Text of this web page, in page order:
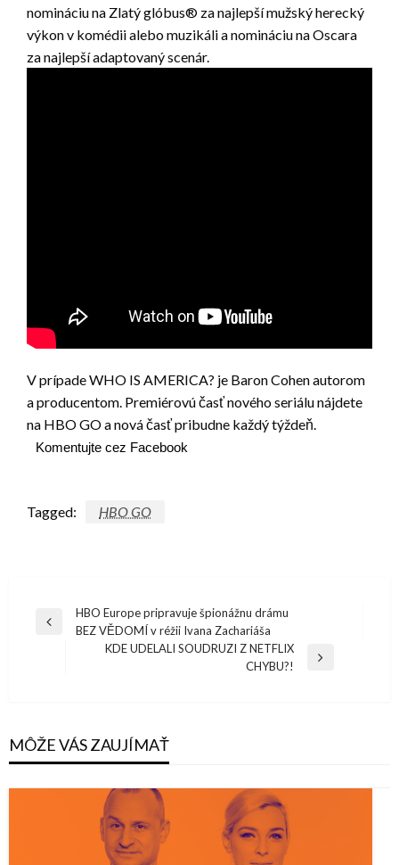
nomináciu na Zlatý glóbus® za najlepší mužský herecký
výkon v komédii alebo muzikáli a nomináciu na Oscara
za najlepší adaptovaný scenár.
V prípade WHO IS AMERICA? je Baron Cohen autorom
a producentom. Premiérovú časť nového seriálu nájdete
na HBO GO a nová časť pribudne každý týždeň.
Komentujte cez Facebook
Tagged: HBO GO
Navigácia
Previous
HBO Europe pripravuje špionážnu drámu
BEZ VĚDOMÍ v réžii Ivana Zachariáša
KDE UDELALI SOUDRUZI Z NETFLIX
CHYBU?!
MÔŽE VÁS ZAUJÍMAŤ